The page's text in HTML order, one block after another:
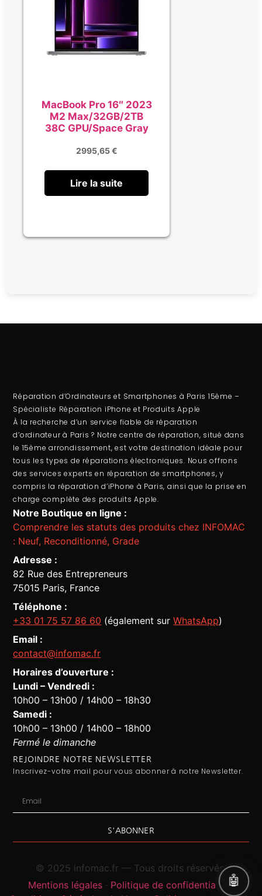
MacBook Pro 16″ 2023
M2 Max/32GB/2TB
38C GPU/Space Gray
2995,65€
Lire la suite
Réparation d’Ordinateurs et Smartphones à Paris 15ème –
Spécialiste Réparation iPhone et Produits Apple
À la recherche d’un service fiable de réparation
d’ordinateurà Paris ? Notre centre de réparation, situé dans
le 15ème arrondissement, est votre destination idéale pour
tous les types de réparations électroniques. Nous offrons
des services experts en réparation de smartphones, y
compris la réparation d’iPhone à Paris, ainsi que la prise en
charge complète des produits Apple.
Notre Boutique en ligne :
Comprendre les statuts des produits chez INFOMAC
: Neuf, Reconditionné, Grade
Adresse :
82 Rue des Entrepreneurs
75015 Paris, France
Téléphone :
+33 01 75 57 86 60 (également surWhatsApp)
Email :
contact@infomac.fr
Horaires d’ouverture :
Lundi – Vendredi :
10h00 – 13h00 / 14h00 – 18h30
Samedi :
10h00 – 13h00 / 14h00 – 18h00
Fermé le dimanche
REJOINDRE NOTRE NEWSLETTER
Inscrivez-votre mail pour vous abonner à notre Newsletter.
S'ABONNER
© 2025 infomac.fr — Tous droits réservés.
Mentions légales· Politique de confidentialité ·
Assistant Infomac